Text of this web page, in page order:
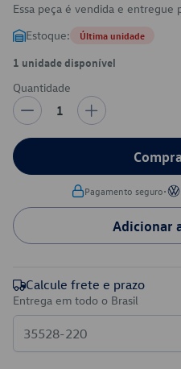
Essa peça é vendida e entregue
Estoque: Última unidade
1 unidade disponível
Quantidade
1
Pagamento seguro•
Adicionar
Calcule frete e prazo
Entrega em todo o Brasil